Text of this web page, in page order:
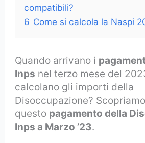
compatibili?
6 Come si calcola la Naspi
Quando arrivano i
Inps nel terzo mese del
calcolano gli importi della
Disoccupazione?
questo pagamento della
Inps a Marzo ’23.